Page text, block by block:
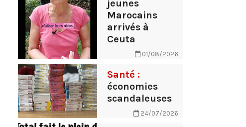
jeunes
Marocains
arrivés à
Ceuta
01/08/2026
Santé :
économies
scandaleuses
24/07/2026